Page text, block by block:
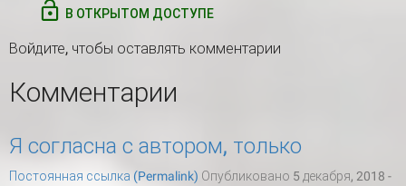
В ОТКРЫТОМ ДОСТУПЕ
Войдите, чтобы оставлять комментарии
Комментарии
Я согласна с автором, только
Постоянная ссылка (Permalink) Опубликовано 5 декабря, 2018 -